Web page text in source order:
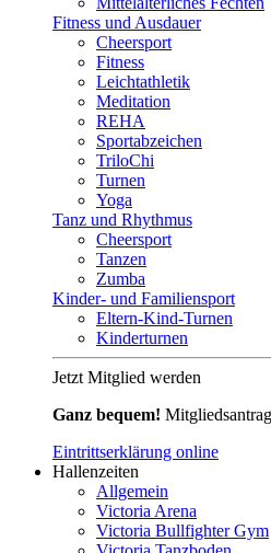
Fitness und Ausdauer
Cheersport
Fitness
Leichtathletik
Meditation
REHA
Sportabzeichen
TriloChi
Turnen
Yoga
Tanz und Rhythmus
Cheersport
Tanzen
Zumba
Kinder- und Familiensport
Eltern-Kind-Turnen
Kinderturnen
Jetzt Mitglied werden
Ganz bequem!
Eintrittserklärung online
Hallenzeiten
Allgemein
Victoria Arena
Victoria Bullfighter Gym